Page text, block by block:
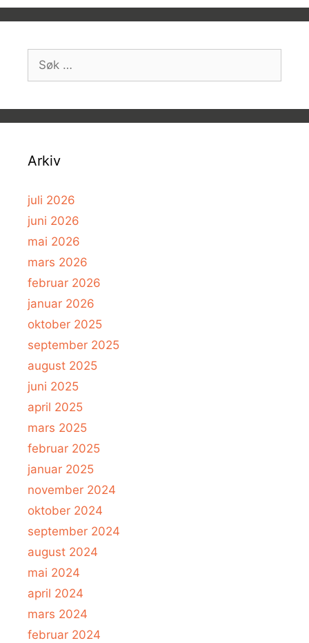
Søk
etter:
Arkiv
juli 2026
juni 2026
mai 2026
mars 2026
februar 2026
januar 2026
oktober 2025
september 2025
august 2025
juni 2025
april 2025
mars 2025
februar 2025
januar 2025
november 2024
oktober 2024
september 2024
august 2024
mai 2024
april 2024
mars 2024
februar 2024